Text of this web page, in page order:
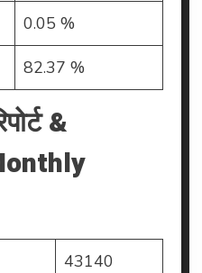
0.05 %
82.37 %
&
43140